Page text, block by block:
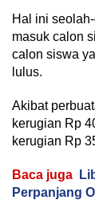
Hal ini
masuk calon
calon siswa
lulus.
Akibat
kerugian Rp
kerugian Rp
Baca juga
Perpanjang